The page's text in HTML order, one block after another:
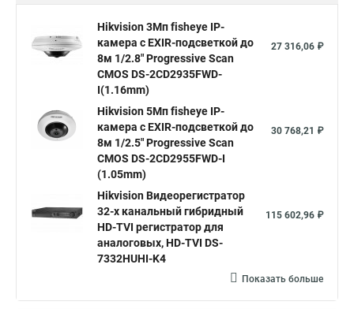
Hikvision купить Hikvision уличная ip камера
Hikvision poe
Hikvision 2 8 mm Hikvision camera Hikvision 2cd1148 i b
Видеонаблюдение Ip видеокамеры
Hikvision 2cd2142fwd
Hikvision ds 2cd1148 hikvision ds 2cd1148 i b
hikvision ds 2cd2042wd i Видеокамера hikvision
Видеокамеры hikvision ds
Камера Hikvision ds 2ce16d8t
Видеокамера hikvision hiwatch
Hikvision 3Мп fisheye IP-
камера c EXIR-подсветкой до
8м 1/2.8" Progressive Scan
CMOS DS-2CD2935FWD-
I(1.16mm)
27 316,06 ₽
Hikvision 5Мп fisheye IP-
камера c EXIR-подсветкой до
8м 1/2.5" Progressive Scan
CMOS DS-2CD2955FWD-I
(1.05mm)
30 768,21 ₽
Hikvision Видеорегистратор
32-х канальный гибридный
HD-TVI регистратор для
аналоговых, HD-TVI DS-
7332HUHI-K4
115 602,96 ₽
Показать больше